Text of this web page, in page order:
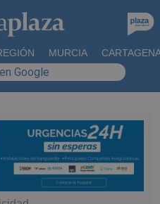
MURCIA
Google